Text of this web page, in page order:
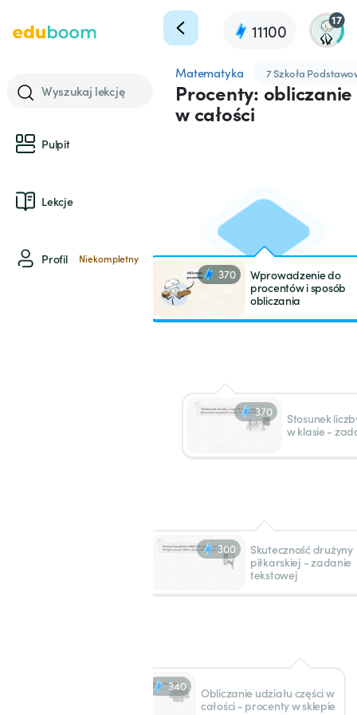
11100
17
Wyszukaj lekcję
Pulpit
Lekcje
Profil Niekompletny
Matematyka 7 Szkoła
Procenty: obliczanie
w całości
370
Wprowadzenie do
procentów i sposób
obliczania
370
Stosunek
w klasie -
300
Skuteczność drużyny
piłkarskiej - zadanie
tekstowej
340
Obliczanie udziału części w
całości - procenty w sklepie